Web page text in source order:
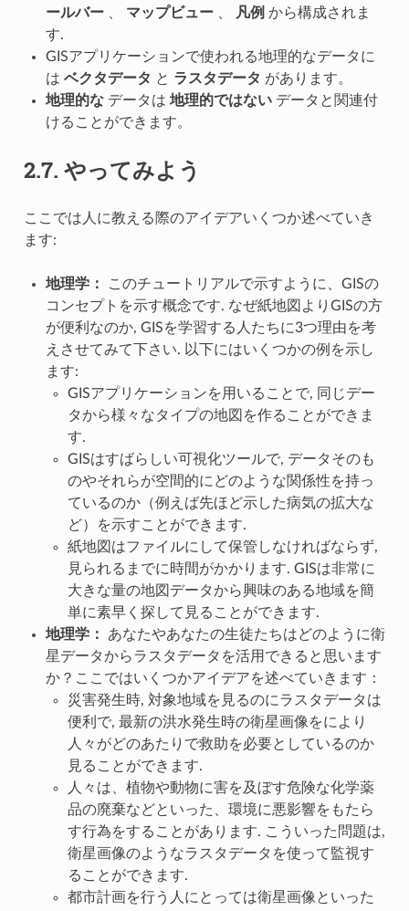
ールバー、 マップビュー、 凡例 から構成されま
す.
GISアプリケーションで使われる地理的なデータに
は ベクタデータ と ラスタデータ があります。
地理的なデータは 地理的ではないデータと関連付
けることができます。
2.7. やってみよう
ここでは人に教える際のアイデアいくつか述べていき
ます:
地理学：
このチュートリアルで示すように、GISの
コンセプトを示す概念です. なぜ紙地図よりGISの方
が便利なのか, GISを学習する人たちに3つ理由を考
えさせてみて下さい. 以下にはいくつかの例を示し
ます:
GISアプリケーションを用いることで, 同じデー
タから様々なタイプの地図を作ることができま
す.
GISはすばらしい可視化ツールで, データそのも
のやそれらが空間的にどのような関係性を持っ
ているのか（例えば先ほど示した病気の拡大な
ど）を示すことができます.
紙地図はファイルにして保管しなければならず,
見られるまでに時間がかかります. GISは非常に
大きな量の地図データから興味のある地域を簡
単に素早く探して見ることができます.
地理学：
あなたやあなたの生徒たちはどのように衛
星データからラスタデータを活用できると思います
か？ここではいくつかアイデアを述べていきます：
災害発生時, 対象地域を見るのにラスタデータは
便利で, 最新の洪水発生時の衛星画像をにより
人々がどのあたりで救助を必要としているのか
見ることができます.
人々は、植物や動物に害を及ぼす危険な化学薬
品の廃棄などといった、環境に悪影響をもたら
す行為をすることがあります. こういった問題は,
衛星画像のようなラスタデータを使って監視す
ることができます.
都市計画を行う人にとっては衛星画像といった